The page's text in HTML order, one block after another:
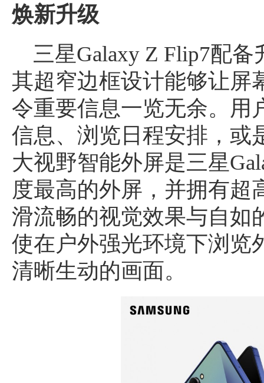
焕新升级
三星Galaxy Z Flip7配
其超窄边框设计能够让屏
令重要信息一览无余。用
信息、浏览日程安排，或
大视野智能外屏是三星
度最高的外屏，并拥有超
滑流畅的视觉效果与自如
使在户外强光环境下浏览
清晰生动的画面。